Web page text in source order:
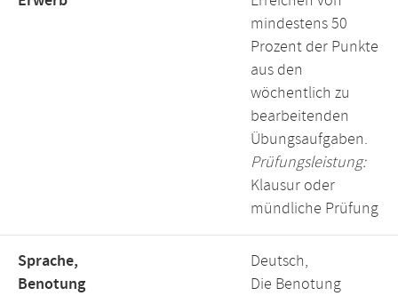
mindestens 50
Prozent der Punkte
aus den
wöchentlich zu
bearbeitenden
Übungsaufgaben.
Prüfungsleistung:
Klausur oder
mündliche Prüfung
Sprache,
Benotung
Deutsch,
Die Benotung